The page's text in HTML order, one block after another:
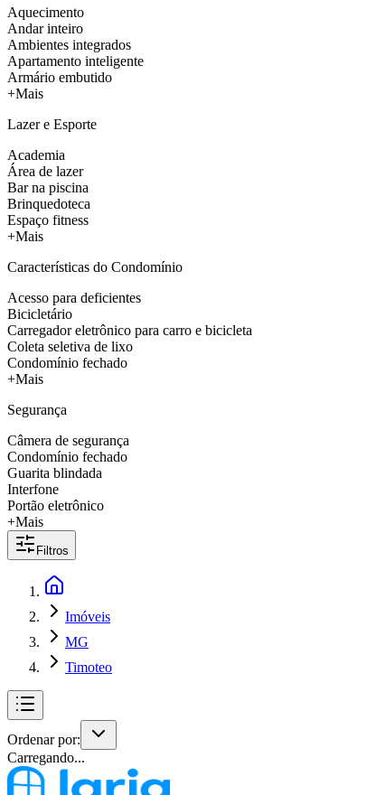
Aquecimento
Andar inteiro
Ambientes integrados
Apartamento inteligente
Armário embutido
+Mais
Lazer e Esporte
Academia
Área de lazer
Bar na piscina
Brinquedoteca
Espaço fitness
+Mais
Características do Condomínio
Acesso para deficientes
Bicicletário
Carregador eletrônico para carro e bicicleta
Coleta seletiva de lixo
Condomínio fechado
+Mais
Segurança
Câmera de segurança
Condomínio fechado
Guarita blindada
Interfone
Portão eletrônico
+Mais
Filtros
Imóveis
MG
Timoteo
Ordenar por:
Carregando...